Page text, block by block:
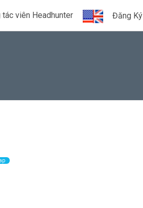
tác viên Headhunter Đăng Ký